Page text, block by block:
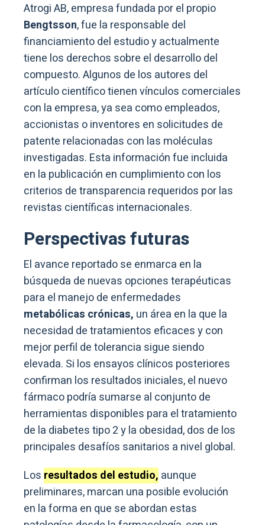
Atrogi AB, empresa fundada por el propio
Bengtsson, fue la responsable del
financiamiento del estudio y actualmente
tiene los derechos sobre el desarrollo del
compuesto. Algunos de los autores del
artículo científico tienen vínculos comerciales
con la empresa, ya sea como empleados,
accionistas o inventores en solicitudes de
patente relacionadas con las moléculas
investigadas. Esta información fue incluida
en la publicación en cumplimiento con los
criterios de transparencia requeridos por las
revistas científicas internacionales.
Perspectivas futuras
El avance reportado se enmarca en la
búsqueda de nuevas opciones terapéuticas
para el manejo de enfermedades
metabólicas crónicas, un área en la que la
necesidad de tratamientos eficaces y con
mejor perfil de tolerancia sigue siendo
elevada. Si los ensayos clínicos posteriores
confirman los resultados iniciales, el nuevo
fármaco podría sumarse al conjunto de
herramientas disponibles para el tratamiento
de la diabetes tipo 2 y la obesidad, dos de los
principales desafíos sanitarios a nivel global.
Los resultados del estudio, aunque
preliminares, marcan una posible evolución
en la forma en que se abordan estas